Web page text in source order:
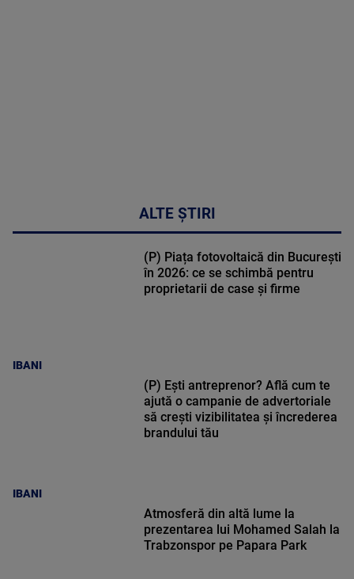
ALTE ȘTIRI
IBANI
(P) Piața fotovoltaică din București
în 2026: ce se schimbă pentru
proprietarii de case și firme
IBANI
(P) Ești antreprenor? Află cum te
ajută o campanie de advertoriale
să crești vizibilitatea și încrederea
brandului tău
Atmosferă din altă lume la
prezentarea lui Mohamed Salah la
Trabzonspor pe Papara Park